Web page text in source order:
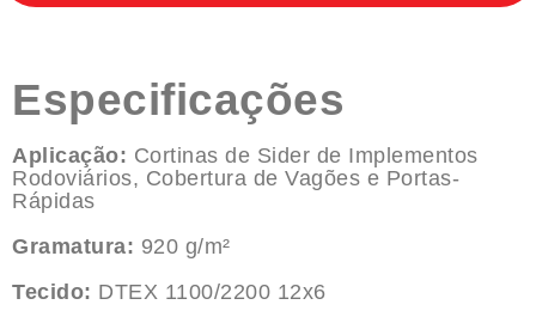
Especificações
Aplicação: Cortinas de Sider de Implementos
Rodoviários, Cobertura de Vagões e Portas-
Rápidas
Gramatura: 920 g/m²
Tecido: DTEX 1100/2200 12x6